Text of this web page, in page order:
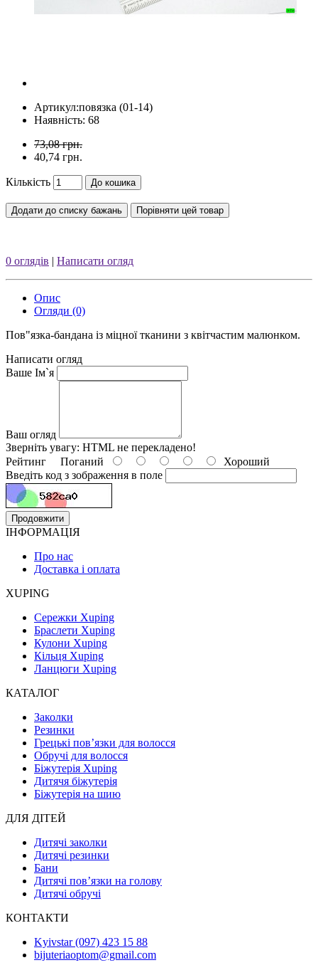
Артикул:повязка (01-14)
Наявність: 68
73,08 грн.
40,74 грн.
Кількість До кошика
Додати до списку бажань Порівняти цей товар
0 оглядів | Написати огляд
Опис
Огляди (0)
Пов"язка-бандана із міцної тканини з квітчастим малюнком.
Написати огляд
Ваше Ім`я
Ваш огляд
Зверніть увагу: HTML не перекладено!
Рейтинг Поганий
Хороший
Введіть код з зображення в поле
Продовжити
ІНФОРМАЦІЯ
Про нас
Доставка і оплата
XUPING
Сережки Xuping
Браслети Xuping
Кулони Xuping
Кільця Xuping
Ланцюги Xuping
КАТАЛОГ
Заколки
Резинки
Грецькі пов’язки для волосся
Обручі для волосся
Біжутерія Xuping
Дитячя біжутерія
Біжутерія на шию
ДЛЯ ДІТЕЙ
Дитячі заколки
Дитячі резинки
Бани
Дитячі пов’язки на голову
Дитячі обручі
КОНТАКТИ
Kyivstar (097) 423 15 88
bijuteriaoptom@gmail.com